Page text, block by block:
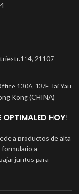
21107
1306, 13/F Tai Yau
Kong (CHINA)
OPTIMALED HOY!
a productos de alta
a
juntos para